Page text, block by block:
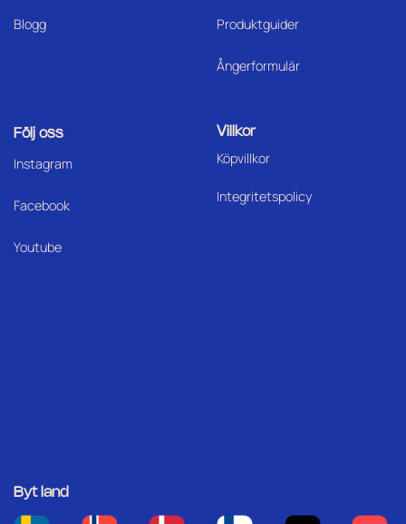
Blogg Produktguider
Ångerformulär
Följ oss
Instagram
Facebook
Youtube
Villkor
Köpvillkor
Integritetspolicy
Byt land